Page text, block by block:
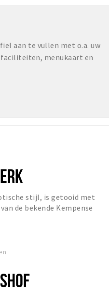
aan te vullen met o.a. uw
menukaart en
stijl, is getooid met
de bekende Kempense